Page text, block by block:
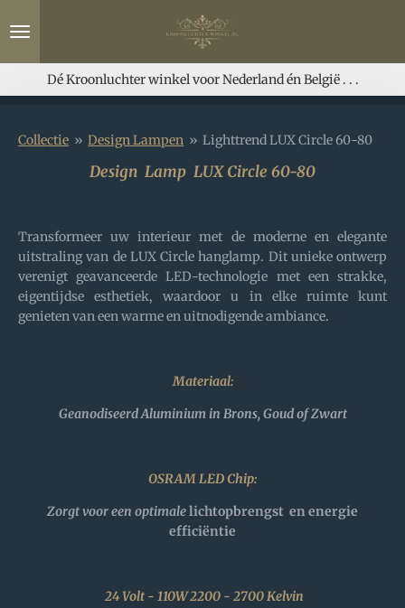
direct
hoofdinhoud
Dé Kroonluchter winkel voor Nederland én België . . .
Collectie » Design Lampen » Lighttrend LUX Circle 60-80
Design Lamp LUX Circle 60-80
Transformeer uw interieur met de moderne en elegante
uitstraling van de LUX Circle hanglamp. Dit unieke ontwerp
verenigt geavanceerde LED-technologie met een strakke,
eigentijdse esthetiek, waardoor u in elke ruimte kunt
genieten van een warme en uitnodigende ambiance.
Materiaal:
Geanodiseerd Aluminium in Brons, Goud of Zwart
OSRAM LED Chip:
Zorgt voor een optimalelichtopbrengst en energie
efficiëntie
24 Volt - 110W2200 - 2700 Kelvin